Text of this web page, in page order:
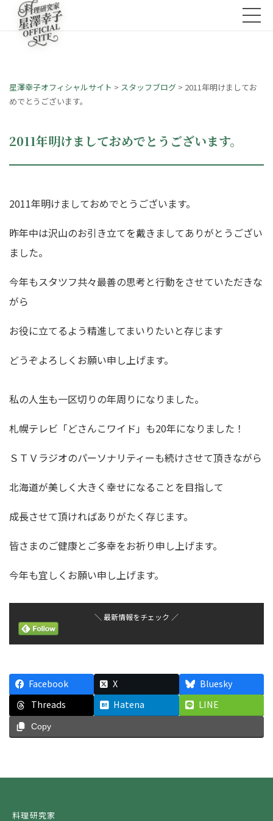
星澤幸子オフィシャルサイト > スタッフブログ > 2011年明けましてお
めでとうございます。
2011年明けましておめでとうございます。
2011年明けましておめでとうございます。
昨年中は沢山のお引き立てを戴きましてありがとうござい
ました。
今年もスタツフ共々最善の思考と行動をさせていただきな
がら
お役に立てるよう精進してまいりたいと存じます
どうぞよろしくお願い申し上げます。
私の人生も一区切りの年周りになりました。
札幌テレビ「どさんこワイド」も20年になりました！
ＳＴＶラジオのパーソナリティーも続けさせて頂きながら
北海道が美しく大きく幸せになることを目指して
成長させて頂ければありがたく存じます。
皆さまのご健康とご多幸をお祈り申し上げます。
今年も宜しくお願い申し上げます。
＼ 最新情報をチェック ／
Facebook X
Bluesky
Threads
Hatena LINE
Copy
料理研究家